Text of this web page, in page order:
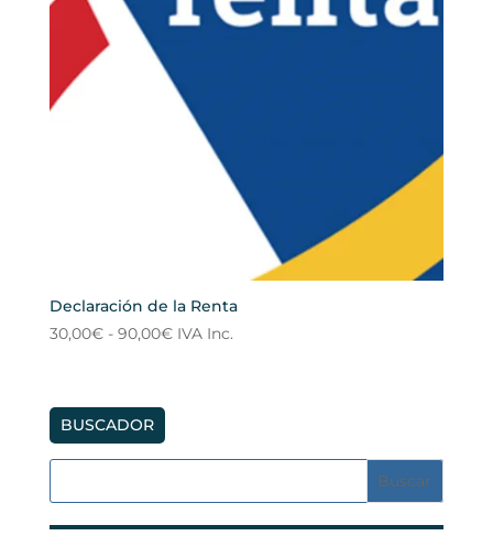
Declaración de la Renta
30,00€ - 90,00€Rango
hasta
IVA Inc.
BUSCADOR